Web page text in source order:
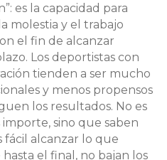
es la capacidad para
molestia y el trabajo
el fin de alcanzar
Los deportistas con
tienden a ser mucho
y menos propensos
los resultados. No es
sino que saben
fácil alcanzar lo que
el final, no bajan los